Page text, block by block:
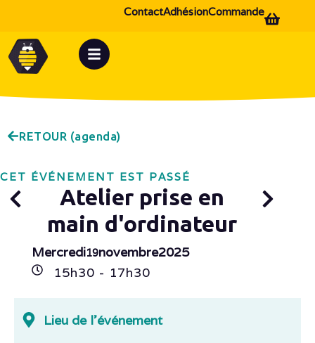
Commande
Adhésion
Contact
RETOUR (agenda)
CET ÉVÉNEMENT EST PASSÉ
Atelier prise en
main d'ordinateur
Mercredi19novembre2025
15h30 - 17h30
Lieu de l'événement